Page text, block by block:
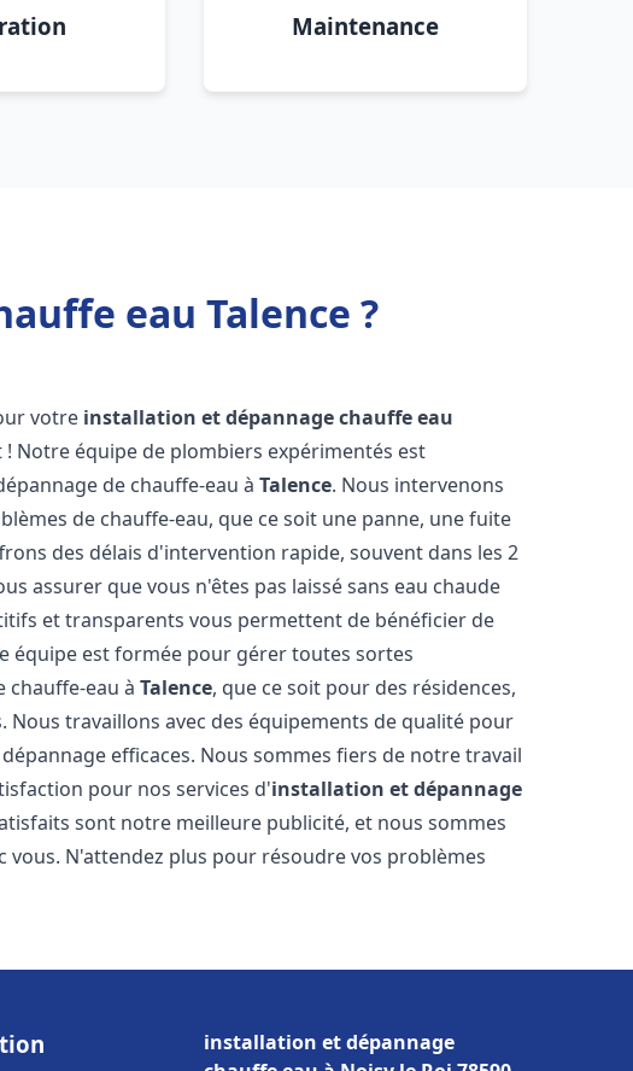
Maintenance
eau Talence ?
votre installation et dépannage chauffe eau
! Notre équipe de plombiers expérimentés est
de chauffe-eau àTalence. Nous intervenons
de chauffe-eau, que ce soit une panne, une fuite
des délais d'intervention rapide, souvent dans les 2
assurer que vous n'êtes pas laissé sans eau chaude
et transparents vous permettent de bénéficier de
équipe est formée pour gérer toutes sortes
chauffe-eau àTalence, que ce soit pour des résidences,
Nous travaillons avec des équipements de qualité pour
efficaces. Nous sommes fiers de notre travail
pour nos services d'installation et dépannage
sont notre meilleure publicité, et nous sommes
vous. N'attendez plus pour résoudre vos problèmes
installation et dépannage